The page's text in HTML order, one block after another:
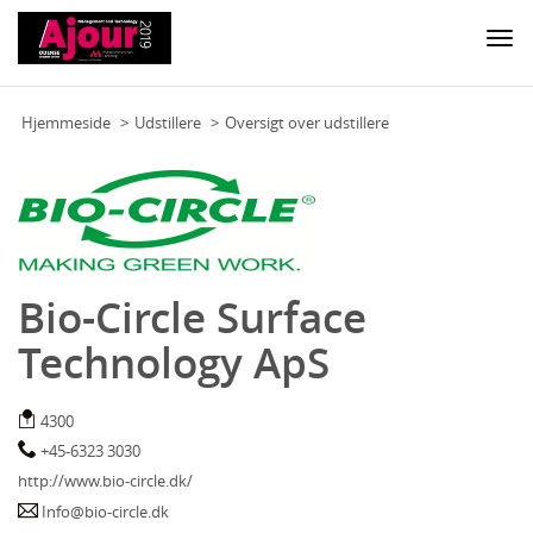
Hjemmeside Udstillere Oversigt over udstillere
Bio-Circle Surface
Technology ApS
4300
+45-6323 3030
http://www.bio-circle.dk/
Info@bio-circle.dk